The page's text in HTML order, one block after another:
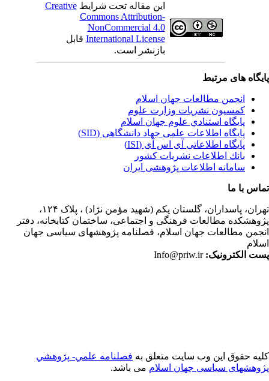
این مقاله تحت شرایطCreative
Commons Attribution-
NonCommercial 4.0
International Licenseقابل
بازنشر است.
های مرتبط
انجمن مطالعات جهان اسلام
کمسیون نشریات وزارت علوم
پايگاه استنادي علوم جهان اسلام
پایگاه اطلاعات علمی جهاد دانشگاهی (SID)
پایگاه اطلاعاتی آی اس آی (ISI)
بانك اطلاعات نشريات كشور
سامانه اطلاعات پژوهشی ایران
با ما
پاسداران، گلستان یکم (شهید مؤمن نژاد) ، پلاک ۱۲۴،
مطالعات فرهنگی و اجتماعی، ساختمان کتابخانه، دفتر
مطالعات جهان اسلام، فصلنامه پژوهشهای سیاسی جهان
الکترونیک:Info@priw.ir
حقوق این وب سایت متعلق بهفصلنامه علمي- پژوهشي
سیاسی جهان اسلاممی باشد.